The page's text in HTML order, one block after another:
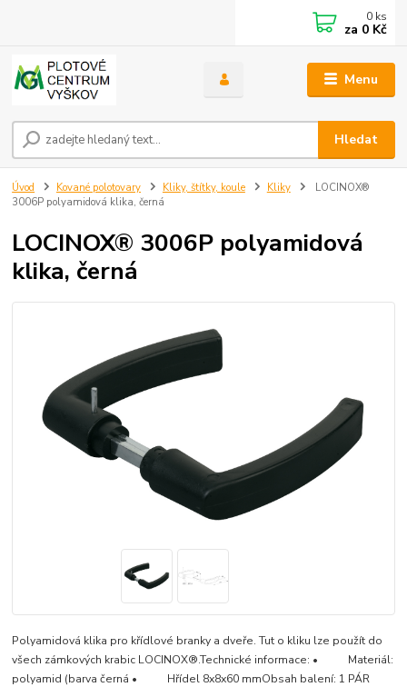
Menu
Hledat
0 ks
za 0 Kč
Úvod Kované polotovary Kliky, štítky, koule Kliky
LOCINOX®
3006P polyamidová klika, černá
LOCINOX® 3006P polyamidová
klika, černá
Polyamidová klika pro křídlové branky a dveře. Tut o kliku lze použít do
všech zámkových krabic LOCINOX®.Technické informace: • Materiál:
polyamid (barva černá • Hřídel 8x8x60 mmObsah balení: 1 PÁR